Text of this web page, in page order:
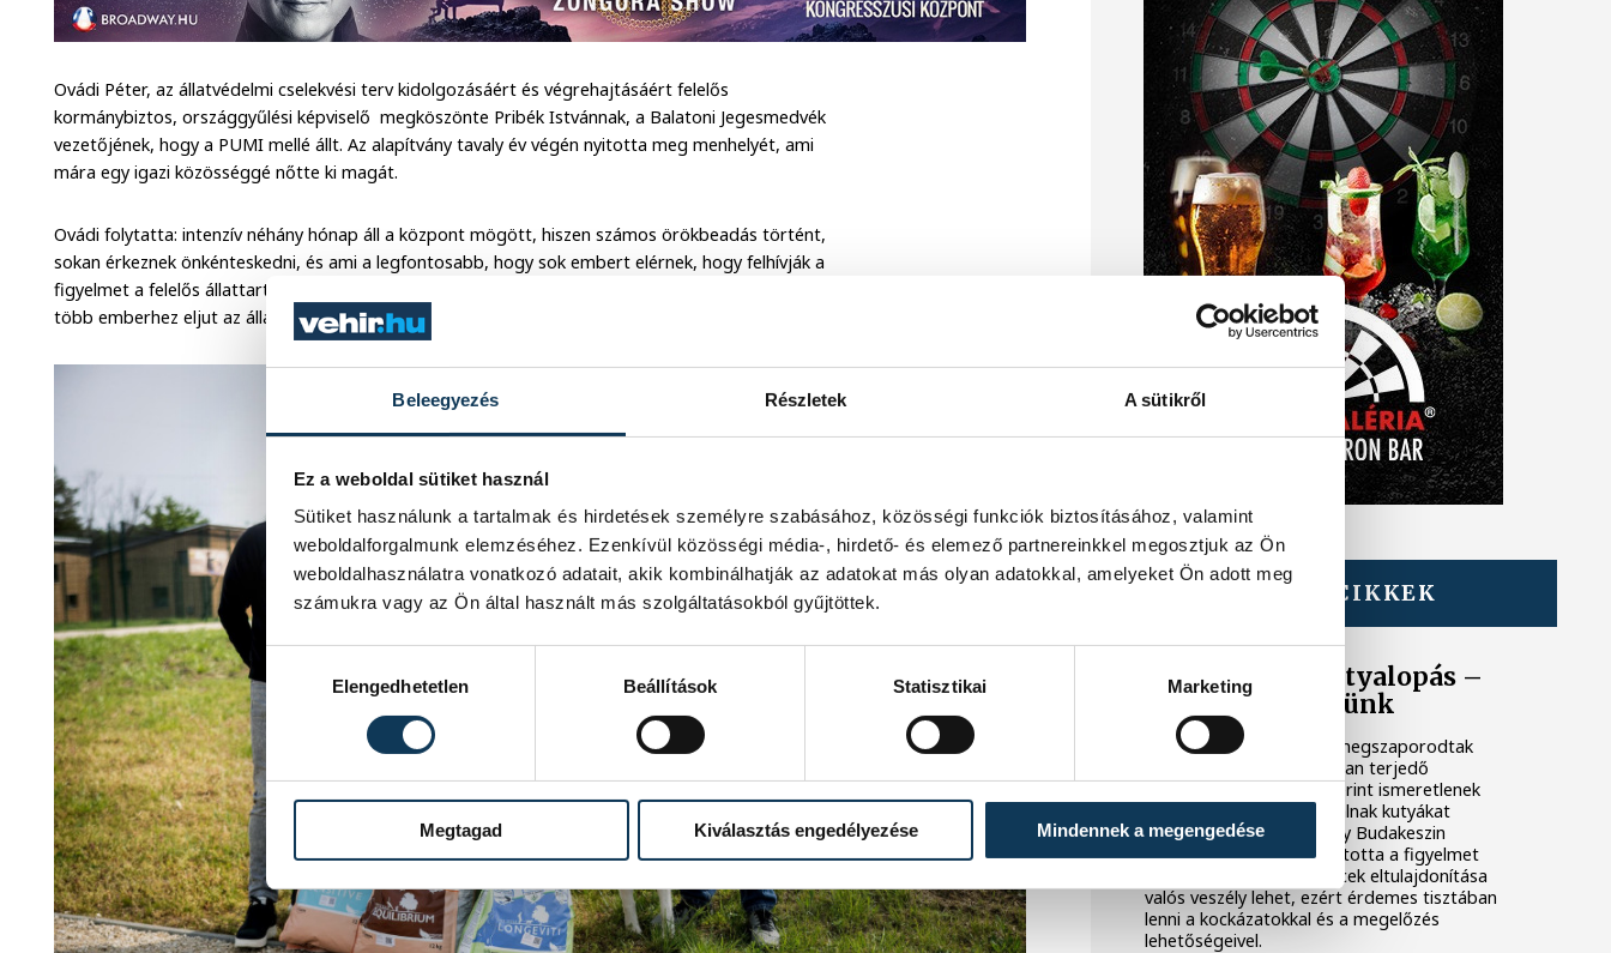
Beleegyezés Részletek A sütikről
Ez a weboldal sütiket használ
Sütiket használunk a tartalmak és hirdetések személyre szabásához, közösségi funkciók biztosításához, valamint
weboldalforgalmunk elemzéséhez. Ezenkívül közösségi média-, hirdető- és elemező partnereinkkel megosztjuk az Ön
weboldalhasználatra vonatkozó adatait, akik kombinálhatják az adatokat más olyan adatokkal, amelyeket Ön adott meg
számukra vagy az Ön által használt más szolgáltatásokból gyűjtöttek.
Elengedhetetlen
Beállítások Statisztikai Marketing
Megtagad Kiválasztás engedélyezése Mindennek a megengedése
Ovádi Péter, az állatvédelmi cselekvési terv kidolgozásáért és végrehajtásáért felelős
kormánybiztos, országgyűlési képviselő megköszönte Pribék Istvánnak, a Balatoni Jegesmedvék
vezetőjének, hogy a PUMI mellé állt. Az alapítvány tavaly év végén nyitotta meg menhelyét, ami
mára egy igazi közösséggé nőtte ki magát.
Ovádi folytatta: intenzív néhány hónap áll a központ mögött, hiszen számos örökbeadás történt,
sokan érkeznek önkénteskedni, és ami a legfontosabb, hogy sok embert elérnek, hogy felhívják a
figyelmet a felelős állattartásra, hiszen Ovádi szerint akkor lesz a kezdeményezés sikeres, ha minél
több emberhez eljut az állatvédelem fontossága. Ezt segítette most a Balatoni Jegesmedvék.
TOVÁBBI CIKKEK
Egyre több a kutyalopás –
így védekezhetünk
Az utóbbi időben ismét megszaporodtak
azok a közösségi médiában terjedő
beszámolók, amelyek szerint ismeretlenek
családi házak előtt próbálnak kutyákat
magukhoz csalogatni. Egy Budakeszin
történt eset újra ráirányította a figyelmet
arra, hogy a házi kedvencek eltulajdonítása
valós veszély lehet, ezért érdemes tisztában
lenni a kockázatokkal és a megelőzés
lehetőségeivel.